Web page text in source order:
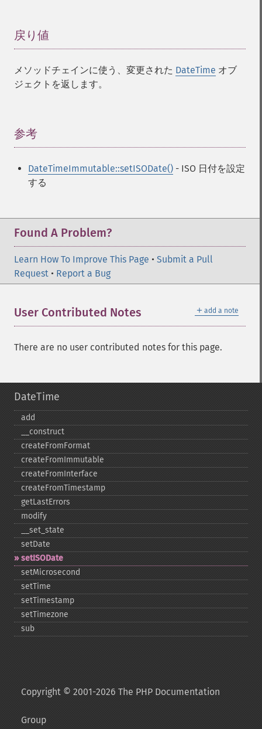
戻り値
メソッドチェインに使う、変更された DateTime オブ
ジェクトを返します。
参考
DateTimeImmutable::setISODate() - ISO 日付を設定
する
Found A Problem?
Learn How To Improve This Page • Submit a Pull
Request • Report a Bug
＋ add a note
User Contributed Notes
There are no user contributed notes for this page.
DateTime
add
_​_​construct
createFromFormat
createFromImmutable
createFromInterface
createFromTimestamp
getLastErrors
modify
_​_​set_​state
setDate
setISODate
setMicrosecond
setTime
setTimestamp
setTimezone
sub
Copyright © 2001-2026 The PHP Documentation
Group